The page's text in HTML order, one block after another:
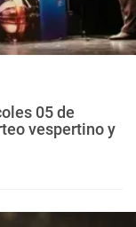
05 de
vespertino y